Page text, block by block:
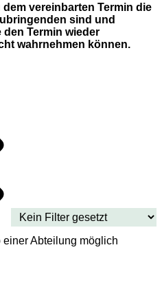
vereinbarten Termin die
sind und
den Termin wieder
wahrnehmen können.
einer Abteilung möglich